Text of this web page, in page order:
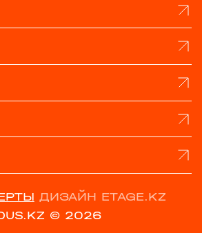
ДИЗАЙН ETAGE.KZ
© 2026